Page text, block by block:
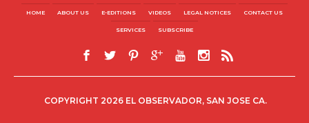
HOME ABOUT US E-EDITIONS VIDEOS LEGAL NOTICES CONTACT US
SERVICES SUBSCRIBE
COPYRIGHT 2026 EL OBSERVADOR, SAN JOSE CA.